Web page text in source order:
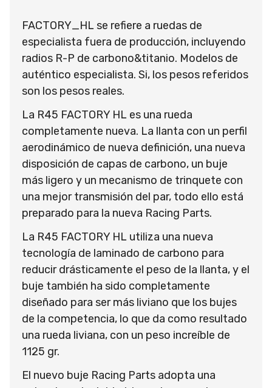
FACTORY_HL se refiere a ruedas de
especialista fuera de producción, incluyendo
radios R-P de carbono&titanio. Modelos de
auténtico especialista. Si, los pesos referidos
son los pesos reales.
La R45 FACTORY HL es una rueda
completamente nueva. La llanta con un perfil
aerodinámico de nueva definición, una nueva
disposición de capas de carbono, un buje
más ligero y un mecanismo de trinquete con
una mejor transmisión del par, todo ello está
preparado para la nueva Racing Parts.
La R45 FACTORY HL utiliza una nueva
tecnología de laminado de carbono para
reducir drásticamente el peso de la llanta, y el
buje también ha sido completamente
diseñado para ser más liviano que los bujes
de la competencia, lo que da como resultado
una rueda liviana, con un peso increíble de
1125 gr.
El nuevo buje Racing Parts adopta una